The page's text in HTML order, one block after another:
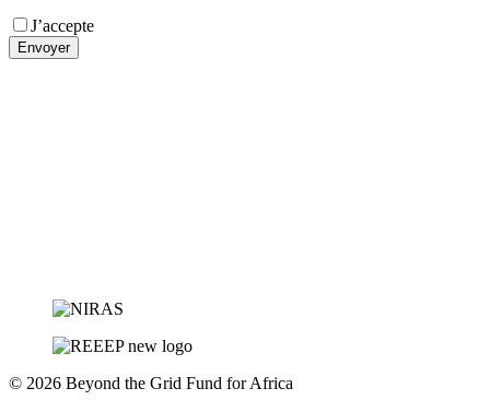
J’accepte
© 2026 Beyond the Grid Fund for Africa